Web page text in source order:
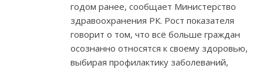
годом ранее, сообщает Министерство
здравоохранения РК. Рост показателя
говорит о том, что всё больше граждан
осознанно относятся к своему здоровью,
выбирая профилактику заболеваний,